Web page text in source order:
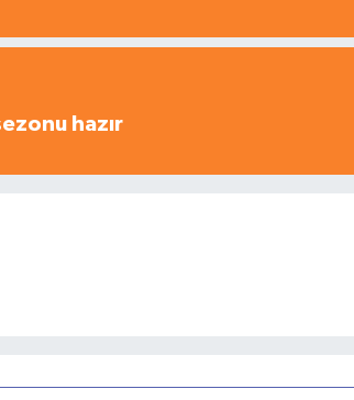
hazır